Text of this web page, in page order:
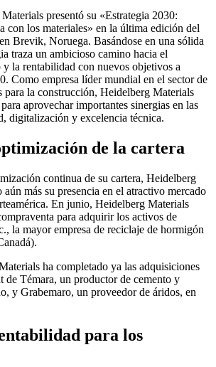
presentó su «Estrategia 2030:
con los materiales» en la última edición del
Brevik, Noruega. Basándose en una sólida
traza un ambicioso camino hacia el
y la rentabilidad con nuevos objetivos a
Como empresa líder mundial en el sector de
para la construcción, Heidelberg Materials
aprovechar importantes sinergias en las
digitalización y excelencia técnica.
de la cartera
continua de su cartera, Heidelberg
más su presencia en el atractivo mercado
En junio, Heidelberg Materials
para adquirir los activos de
la mayor empresa de reciclaje de hormigón
ha completado ya las adquisiciones
de Témara, un productor de cemento y
y Grabemaro, un proveedor de áridos, en
para los